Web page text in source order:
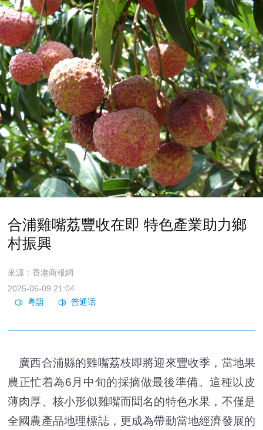
合浦雞嘴荔豐收在即 特色產業助力鄉
村振興
來源：香港商報網
2025-06-09 21:04
廣西合浦縣的雞嘴荔枝即將迎來豐收季，當地果
農正忙着為6月中旬的採摘做最後準備。這種以皮
薄肉厚、核小形似雞嘴而聞名的特色水果，不僅是
全國農產品地理標誌，更成為帶動當地經濟發展的